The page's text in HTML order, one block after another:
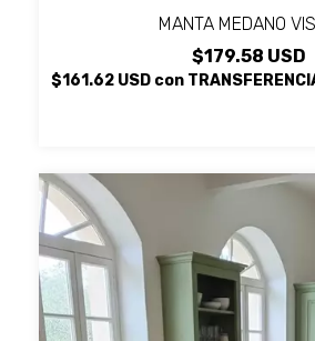
MANTA MEDANO
$179.58 USD
$161.62 USD con